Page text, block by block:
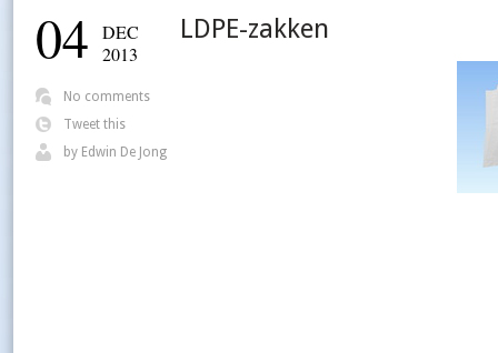
04
DEC
2013
No comments
Tweet this
by Edwin De Jong
LDPE-zakken